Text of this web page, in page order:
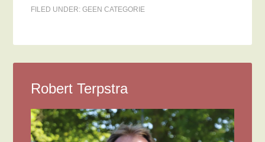
FILED UNDER:GEEN CATEGORIE
Robert Terpstra